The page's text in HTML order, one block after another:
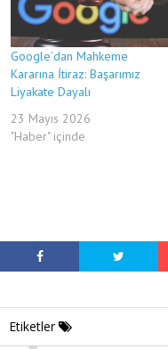
Google’dan Mahkeme
Kararına İtiraz: Başarımız
Liyakate Dayalı
23 Mayıs 2026
"Haber" içinde
Etiketler